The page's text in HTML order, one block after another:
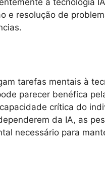
a tecnologia
e resolução de
tarefas mentais à
parecer benéfica
crítica do
da IA, as
necessário para